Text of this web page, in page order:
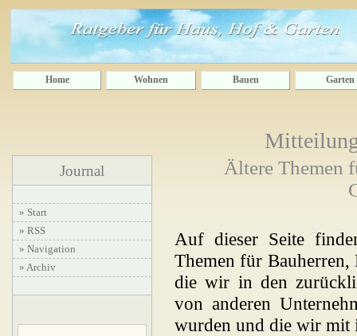
Home Wohnen Bauen Garten
Journal
» Start
» RSS
» Navigation
» Archiv
Ältere Themen
Auf dieser Seite
Themen für
die wir in den
von anderen
wurden und die wir mit